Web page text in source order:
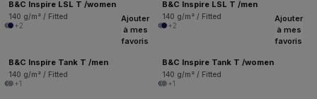
B&C Inspire LSL T /women
140 g/m² / Fitted
+2
B&C Inspire LSL T /men
140 g/m² / Fitted
+2
Ajouter
à mes
favoris
B&C Inspire Tank T /men
140 g/m² / Fitted
+1
Ajouter
à mes
favoris
B&C Inspire Tank T /women
140 g/m² / Fitted
+1